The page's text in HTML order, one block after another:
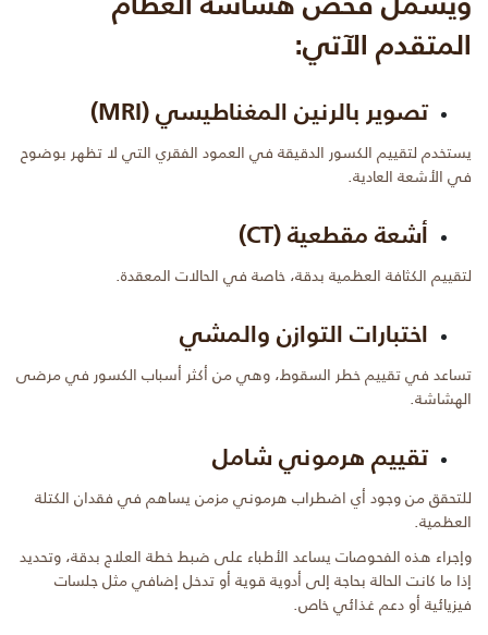
المتقدم الآتي:
تصوير بالرنين المغناطيسي (MRI)
يستخدم لتقييم الكسور الدقيقة في العمود الفقري التي لا تظهر بوضوح
في الأشعة العادية.
أشعة مقطعية (CT)
لتقييم الكثافة العظمية بدقة، خاصة في الحالات المعقدة.
اختبارات التوازن والمشي
تساعد في تقييم خطر السقوط، وهي من أكثر أسباب الكسور في مرضى
الهشاشة.
تقييم هرموني شامل
للتحقق من وجود أي اضطراب هرموني مزمن يساهم في فقدان الكتلة
العظمية.
وإجراء هذه الفحوصات يساعد الأطباء على ضبط خطة العلاج بدقة، وتحديد
إذا ما كانت الحالة بحاجة إلى أدوية قوية أو تدخل إضافي مثل جلسات
فيزيائية أو دعم غذائي خاص.